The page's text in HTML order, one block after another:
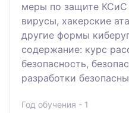
меры по защите КСиС
вирусы, хакерские
другие формы
содержание: курс
безопасность,
разработки
Год обучения - 1